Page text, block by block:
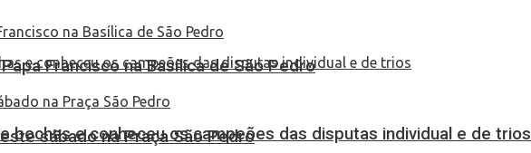
bochas e conheceu os campeões das disputas individual e de trios
Francisco na Basílica de São Pedro
sábado na Praça São Pedro